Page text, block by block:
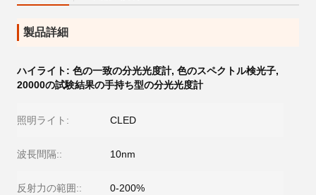
製品詳細
ハイライト: 色の一致の分光光度計, 色のスペクトル検光子,
20000の試験結果の手持ち型の分光光度計
照明ライト: CLED
波長間隔:: 10nm
反射力の範囲:: 0-200%